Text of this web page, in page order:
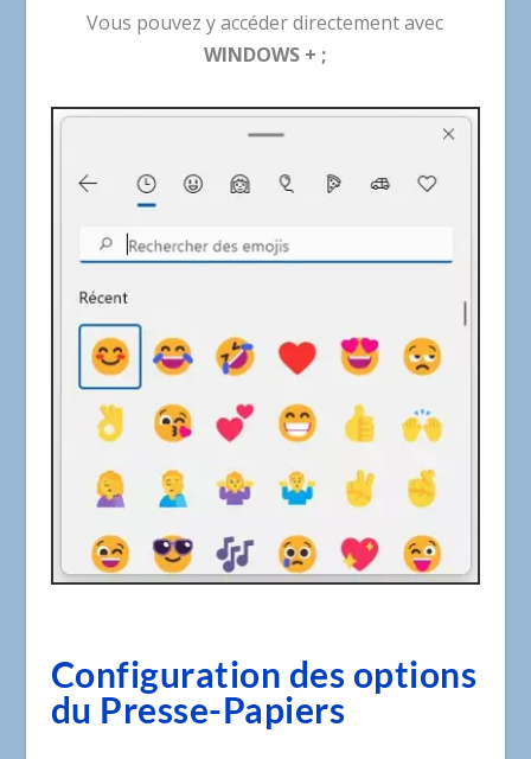
Vous pouvez y accéder directement avec
WINDOWS + ;
Configuration des options
du Presse-Papiers